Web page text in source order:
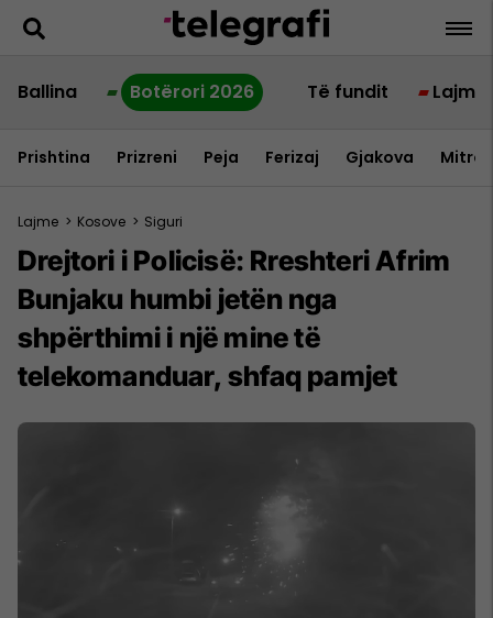
Ballina Botërori 2026 Të fundit Lajme
Prishtina Prizreni Peja Ferizaj Gjakova
Lajme > Kosove > Siguri
Drejtori i Policisë: Rreshteri Afrim
Bunjaku humbi jetën nga
shpërthimi i një mine të
telekomanduar, shfaq pamjet